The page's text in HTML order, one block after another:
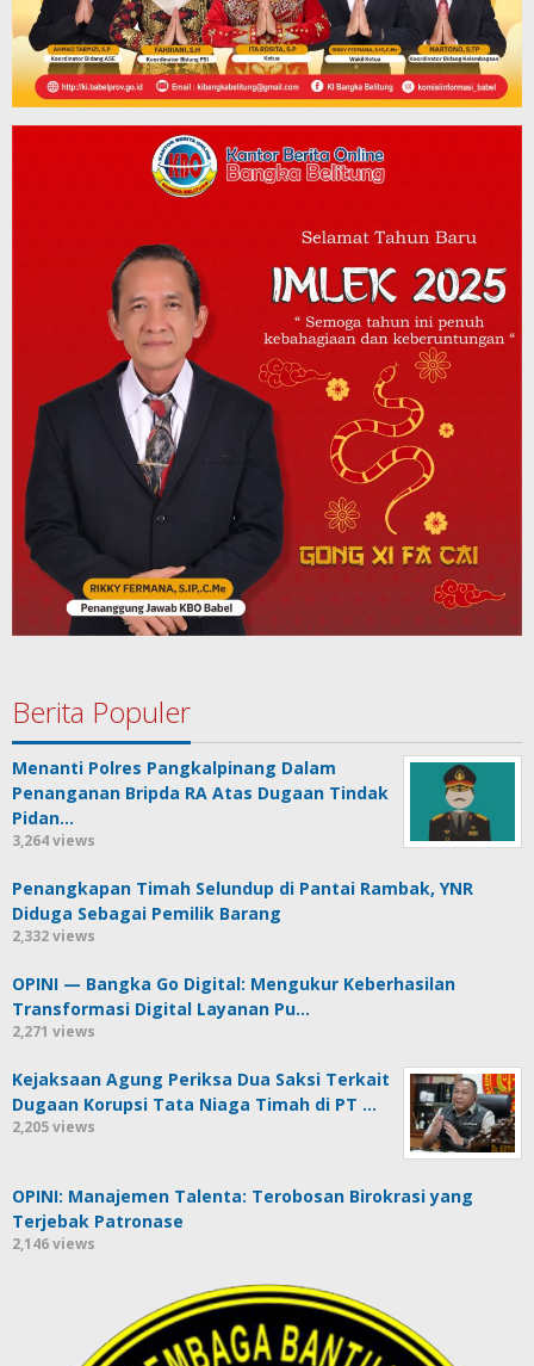
Berita Populer
Menanti Polres Pangkalpinang Dalam
Penanganan Bripda RA Atas Dugaan Tindak
Pidan…
3,264 views
Penangkapan Timah Selundup di Pantai Rambak, YNR
Diduga Sebagai Pemilik Barang
2,332 views
OPINI — Bangka Go Digital: Mengukur Keberhasilan
Transformasi Digital Layanan Pu…
2,271 views
Kejaksaan Agung Periksa Dua Saksi Terkait
Dugaan Korupsi Tata Niaga Timah di PT …
2,205 views
OPINI: Manajemen Talenta: Terobosan Birokrasi yang
Terjebak Patronase
2,146 views